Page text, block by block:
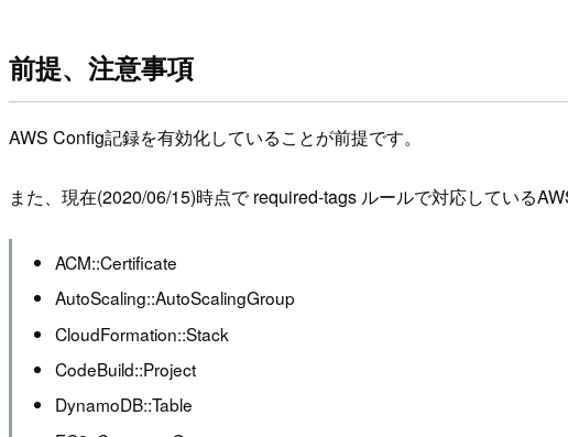
前提、注意事項
AWS Config記録を有効化していることが前提です。
また、現在(2020/06/15)時点で required-tags ルールで対応している
ACM::Certificate
AutoScaling::AutoScalingGroup
CloudFormation::Stack
CodeBuild::Project
DynamoDB::Table